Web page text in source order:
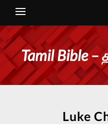
Tamil Bible
Luke